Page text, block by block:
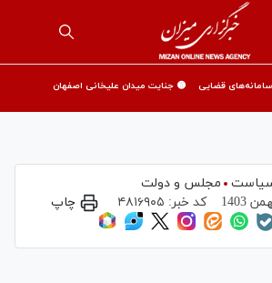
قضایی 🟡 جنایت میدان علیخانی اصفهان
مجلس و دولت
کد خبر: ۴۸۱۶۹۰۵ چاپ